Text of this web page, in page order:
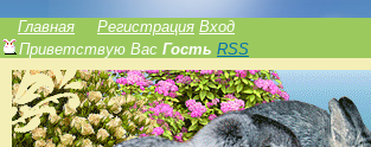
Главная
Регистрация Вход
Приветствую Вас Гость RSS